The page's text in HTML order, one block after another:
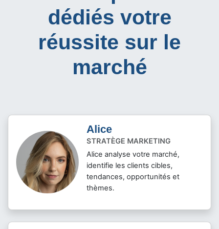
dédiés votre
réussite sur le
marché
Alice
STRATÈGE MARKETING
Alice analyse votre marché,
identifie les clients cibles,
tendances, opportunités et
thèmes.